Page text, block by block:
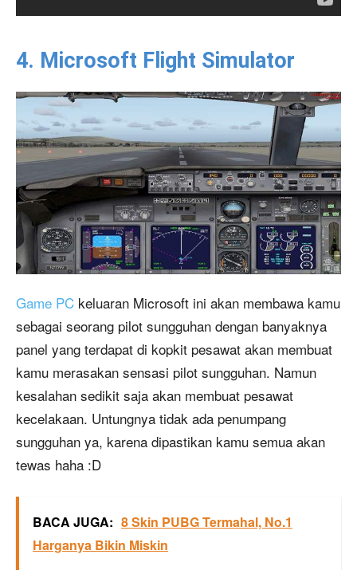
4. Microsoft Flight Simulator
Game PC keluaran Microsoft ini akan membawa kamu
sebagai seorang pilot sungguhan dengan banyaknya
panel yang terdapat di kopkit pesawat akan membuat
kamu merasakan sensasi pilot sungguhan. Namun
kesalahan sedikit saja akan membuat pesawat
kecelakaan. Untungnya tidak ada penumpang
sungguhan ya, karena dipastikan kamu semua akan
tewas haha :D
BACA JUGA: 8 Skin PUBG Termahal, No.1
Harganya Bikin Miskin